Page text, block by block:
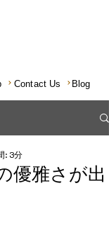
Contact Us Blog
優雅さが出
: 3分